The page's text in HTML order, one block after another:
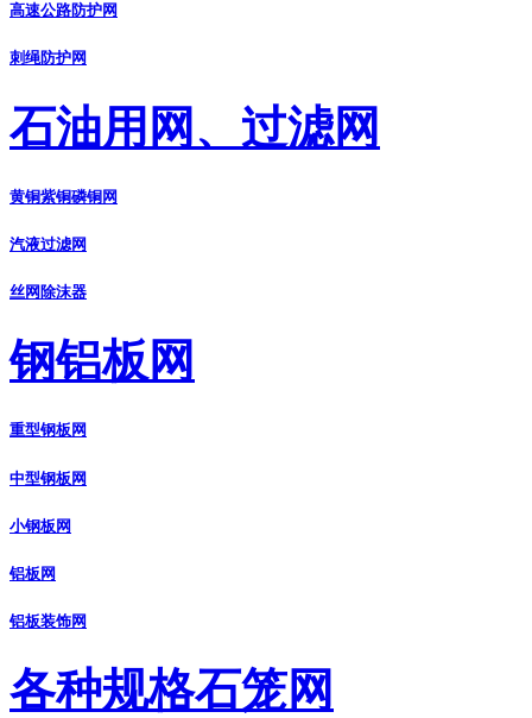
高速公路防护网
刺绳防护网
石油用网、过滤网
黄铜紫铜磷铜网
汽液过滤网
丝网除沫器
钢铝板网
重型钢板网
中型钢板网
小钢板网
铝板网
铝板装饰网
各种规格石笼网